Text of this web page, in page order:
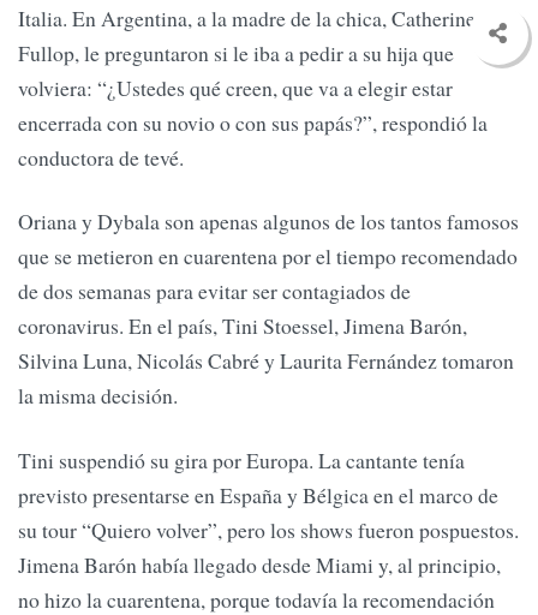
Italia. En Argentina, a la madre de la chica, Catherine
Fullop, le preguntaron si le iba a pedir a su hija que
volviera: “¿Ustedes qué creen, que va a elegir estar
encerrada con su novio o con sus papás?”, respondió la
conductora de tevé.
Oriana y Dybala son apenas algunos de los tantos famosos
que se metieron en cuarentena por el tiempo recomendado
de dos semanas para evitar ser contagiados de
coronavirus. En el país, Tini Stoessel, Jimena Barón,
Silvina Luna, Nicolás Cabré y Laurita Fernández tomaron
la misma decisión.
Tini suspendió su gira por Europa. La cantante tenía
previsto presentarse en España y Bélgica en el marco de
su tour “Quiero volver”, pero los shows fueron pospuestos.
Jimena Barón había llegado desde Miami y, al principio,
no hizo la cuarentena, porque todavía la recomendación